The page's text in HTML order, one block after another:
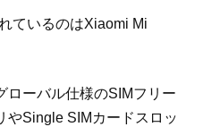
ているのはXiaomi Mi
ローバル仕様のSIMフリー
やSingle SIMカードスロッ